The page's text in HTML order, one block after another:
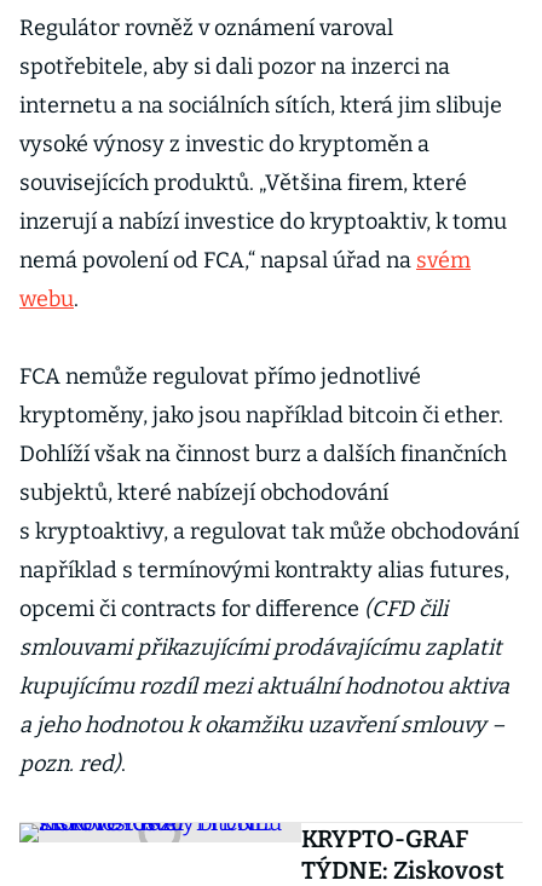
Regulátor rovněž v oznámení varoval
spotřebitele, aby si dali pozor na inzerci na
internetu a na sociálních sítích, která jim slibuje
vysoké výnosy z investic do kryptoměn a
souvisejících produktů. „Většina firem, které
inzerují a nabízí investice do kryptoaktiv, k tomu
nemá povolení od FCA,“ napsal úřad na svém
webu.
FCA nemůže regulovat přímo jednotlivé
kryptoměny, jako jsou například bitcoin či ether.
Dohlíží však na činnost burz a dalších finančních
subjektů, které nabízejí obchodování
s kryptoaktivy, a regulovat tak může obchodování
například s termínovými kontrakty alias futures,
opcemi či contracts for difference (CFD čili
smlouvami přikazujícími prodávajícímu zaplatit
kupujícímu rozdíl mezi aktuální hodnotou aktiva
a jeho hodnotou k okamžiku uzavření smlouvy –
pozn. red).
KRYPTO-GRAF
TÝDNE: Ziskovost